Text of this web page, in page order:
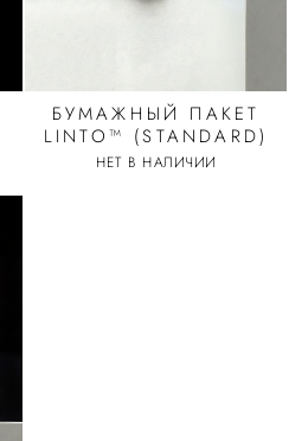
БУМАЖНЫЙ ПАКЕТ
LINTO™ (STANDARD)
НЕТ В НАЛИЧИИ